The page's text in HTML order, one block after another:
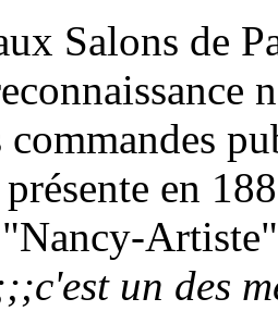
Salons de
commandes
en
un des